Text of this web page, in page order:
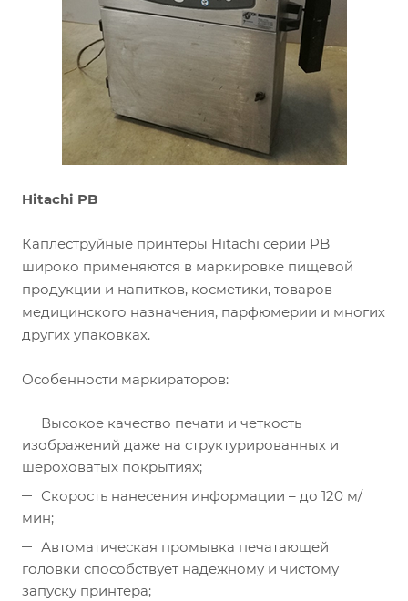
Hitachi PB
Каплеструйные принтеры Hitachi серии PB
широко применяются в маркировке пищевой
продукции и напитков, косметики, товаров
медицинского назначения, парфюмерии и многих
других упаковках.
Особенности маркираторов:
Высокое качество печати и четкость
изображений даже на структурированных и
шероховатых покрытиях;
Скорость нанесения информации – до 120 м/
мин;
Автоматическая промывка печатающей
головки способствует надежному и чистому
запуску принтера;